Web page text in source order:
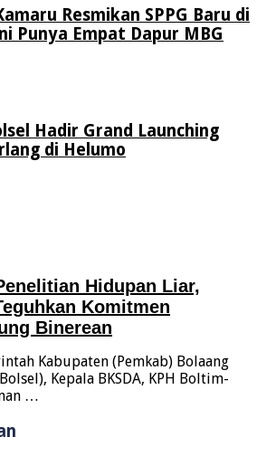
Resmikan SPPG Baru di
Punya Empat Dapur MBG
Hadir Grand Launching
di Helumo
Hidupan Liar,
Komitmen
Binerean
Kabupaten (Pemkab) Bolaang
Kepala BKSDA, KPH Boltim-
…